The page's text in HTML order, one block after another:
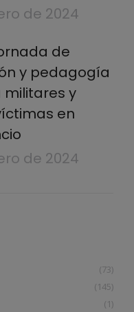
de 2024
de
y pedagogía
militares y
en
de 2024
(73)
(145)
(1)